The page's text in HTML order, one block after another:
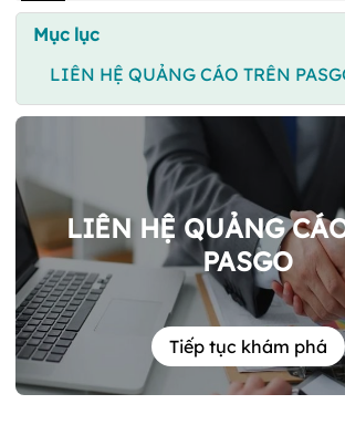
Mục lục
LIÊN HỆ QUẢNG CÁO TRÊN
LIÊN HỆ QUẢNG
PASGO
Tiếp tục khám phá